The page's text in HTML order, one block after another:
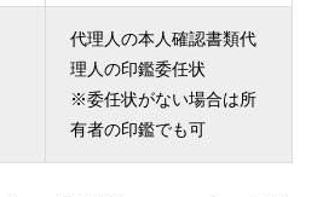
代理人の本人確認書類代
理人の印鑑委任状
※委任状がない場合は所
有者の印鑑でも可